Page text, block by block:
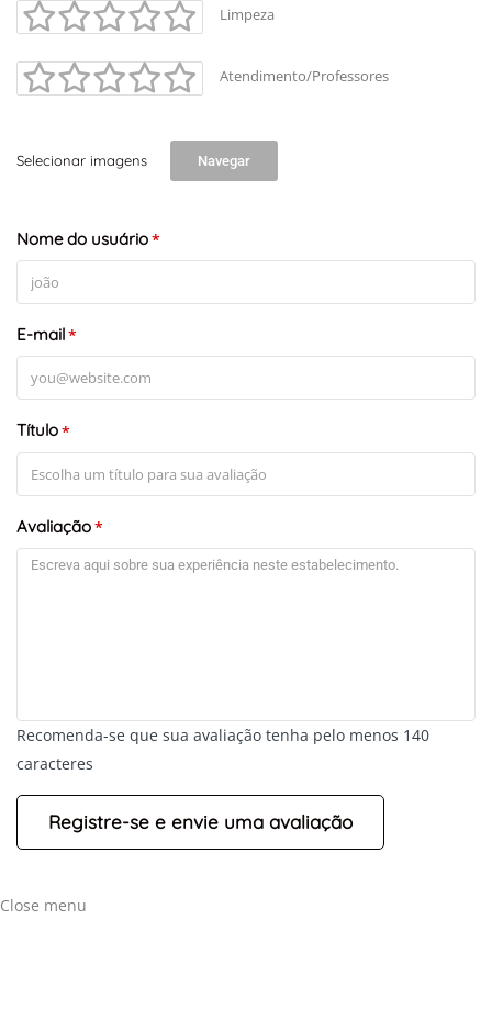
Limpeza
Atendimento/Professores
Selecionar imagens Navegar
Nome do usuário*
E-mail*
Título*
Avaliação*
Recomenda-se que sua avaliação tenha pelo menos 140
caracteres
Close menu